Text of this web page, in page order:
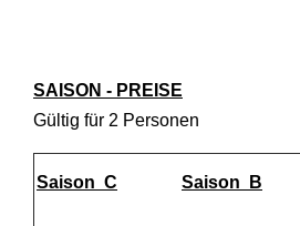
SAISON - PREISE
Gültig für 2 Personen
Saison C Saison B